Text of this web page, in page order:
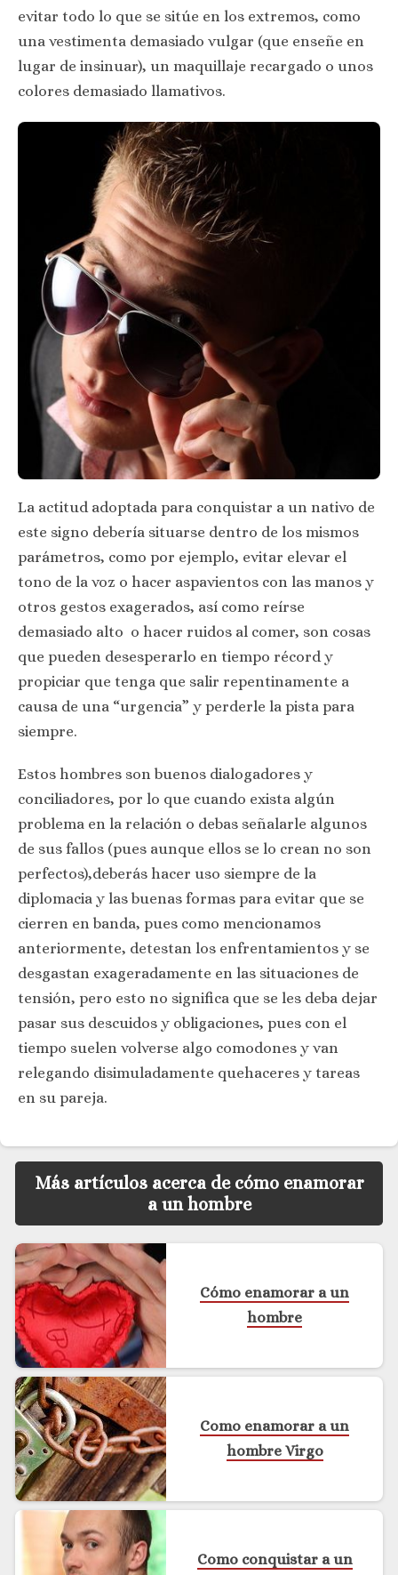
evitar todo lo que se sitúe en los extremos, como
una vestimenta demasiado vulgar (que enseñe en
lugar de insinuar), un maquillaje recargado o unos
colores demasiado llamativos.
La actitud adoptada para conquistar a un nativo de
este signo debería situarse dentro de los mismos
parámetros, como por ejemplo, evitar elevar el
tono de la voz o hacer aspavientos con las manos y
otros gestos exagerados, así como reírse
demasiado alto o hacer ruidos al comer, son cosas
que pueden desesperarlo en tiempo récord y
propiciar que tenga que salir repentinamente a
causa de una “urgencia” y perderle la pista para
siempre.
Estos hombres son buenos dialogadores y
conciliadores, por lo que cuando exista algún
problema en la relación o debas señalarle algunos
de sus fallos (pues aunque ellos se lo crean no son
perfectos),deberás hacer uso siempre de la
diplomacia y las buenas formas para evitar que se
cierren en banda, pues como mencionamos
anteriormente, detestan los enfrentamientos y se
desgastan exageradamente en las situaciones de
tensión, pero esto no significa que se les deba dejar
pasar sus descuidos y obligaciones, pues con el
tiempo suelen volverse algo comodones y van
relegando disimuladamente quehaceres y tareas
en su pareja.
Más artículos acerca de cómo enamorar
a un hombre
Cómo enamorar a un
hombre
Como enamorar a un
hombre Virgo
Como conquistar a un